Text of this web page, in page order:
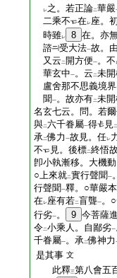
レ之。若正論二華嚴
二乘不 在レ座。
時雖レ 8 在。亦
諮
受大法一故。
又云 二 開方便一。不
華玄中一。云 二未
盧舍那不思義境界
聞一。故亦有二未
名玄七云。問。若
與二六千眷屬一得 見二
承二佛力 一故見。任レ
不
見。後標二終悟
卽小執漸移。大機
○上來就二實行聲聞一
行聲聞一釋。○華嚴
在レ座有若二盲聾一。
行劣一。 9 今菩薩
令二小乘人。自鄙劣一
千眷屬一。承二佛神力
是其事 文
此釋三第八會五